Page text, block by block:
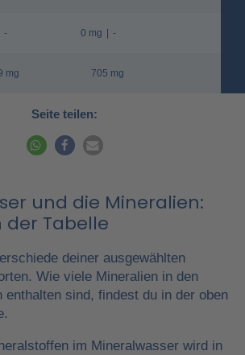
-
mg
0 mg | -
705 mg
Seite teilen:
und die Mineralien:
der Tabelle
deiner ausgewählten
Wie viele Mineralien in den
enthalten sind, findest du in der oben
im Mineralwasser wird in